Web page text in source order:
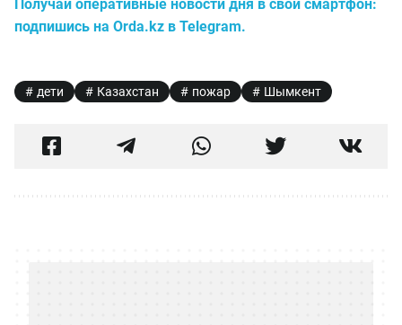
Получай оперативные новости дня в свой смартфон:
подпишись на Orda.kz в Telegram.
дети Казахстан пожар Шымкент